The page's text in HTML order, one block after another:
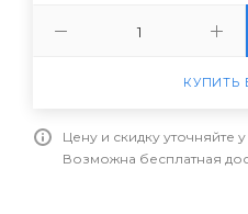
КУПИТЬ
Цену и скидку уточняйте
Возможна бесплатная